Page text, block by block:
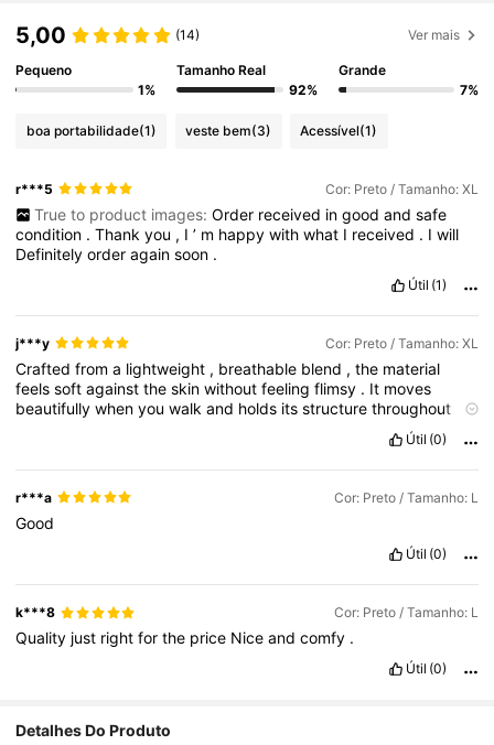
5,00 (14) Ver mais
Pequeno
1%
Tamanho Real
92%
Grande
7%
boa portabilidade(1) veste bem(3) Acessível(1)
r***5 Cor: Preto / Tamanho: XL
True to product images: Order received in good and safe
condition .Thankyou , I’ m happywithwhat I received . Iwill
Definitelyorderagainsoon .
Útil (1)
j***y Cor: Preto / Tamanho: XL
Craftedfroma lightweight , breathable blend ,the material
feelssoftagainsttheskinwithoutfeelingflimsy . It moves
beautifullywhenyouwalkand holds itsstructurethroughout
Útil (0)
r***a Cor: Preto / Tamanho: L
Good
Útil (0)
k***8 Cor: Preto / Tamanho: L
Quality just rightforthe price Niceandcomfy .
Útil (0)
Detalhes Do Produto